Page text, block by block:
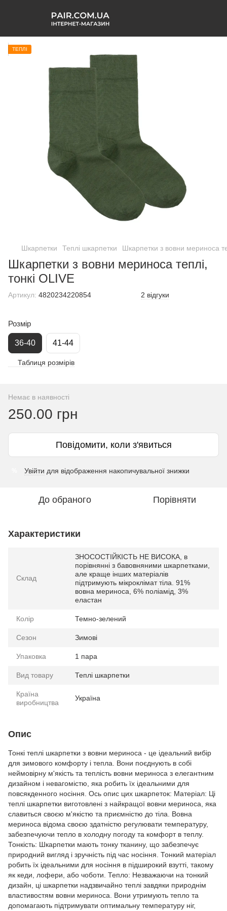
ТЕПЛІ
Шкарпетки Теплі шкарпетки Шкарпетки з вовни мериноса
Шкарпетки з вовни мериноса теплі,
тонкі OLIVE
Артикул: 4820234220854 2 відгуки
Розмір
36-40 41-44
Таблиця розмірів
Немає в наявності
250.00 грн
Повідомити, коли з'явиться
Увійти для відображення накопичувальної знижки
До обраного Порівняти
Характеристики
Склад
ЗНОСОСТІЙКІСТЬ НЕ ВИСОКА, в
порівнянні з бавовняними шкарпетками,
але краще інших матеріалів
підтримують мікроклімат тіла. 91%
вовна мериноса, 6% поліамід, 3%
еластан
Колір Темно-зелений
Сезон Зимові
Упаковка 1 пара
Вид товару Теплі шкарпетки
Країна
виробництва
Україна
Опис
Тонкі теплі шкарпетки з вовни мериноса - це ідеальний вибір
для зимового комфорту і тепла. Вони поєднують в собі
неймовірну м'якість та теплість вовни мериноса з елегантним
дизайном і невагомістю, яка робить їх ідеальними для
повсякденного носіння. Ось опис цих шкарпеток: Матеріал: Ці
теплі шкарпетки виготовлені з найкращої вовни мериноса, яка
славиться своєю м'якістю та приємністю до тіла. Вовна
мериноса відома своєю здатністю регулювати температуру,
забезпечуючи тепло в холодну погоду та комфорт в теплу.
Тонкість: Шкарпетки мають тонку тканину, що забезпечує
природний вигляд і зручність під час носіння. Тонкий матеріал
робить їх ідеальними для носіння в підширокий взутті, такому
як кеди, лофери, або чоботи. Тепло: Незважаючи на тонкий
дизайн, ці шкарпетки надзвичайно теплі завдяки природнім
властивостям вовни мериноса. Вони утримують тепло та
допомагають підтримувати оптимальну температуру ніг,